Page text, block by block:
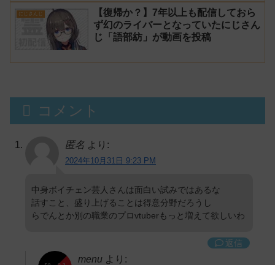
にじさんじ
【復帰か？】7年以上も配信しておら
ず幻のライバーとなっていたにじさん
じ「語部紡」が動画を投稿
コメント
匿名 より:
2024年10月31日 9:23 PM
中身ボイチェン芸人さんは面白い試みではあるな
話すこと、盛り上げることは得意分野だろうし
らでんとか別の職業のプロvtuberもっと増えて欲しいわ
返信
menu より: